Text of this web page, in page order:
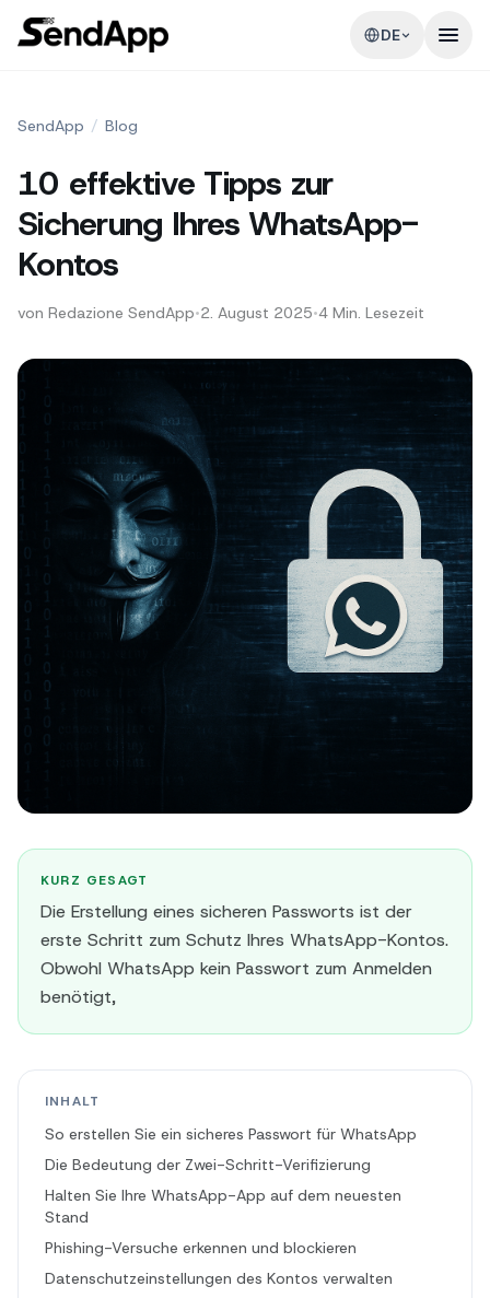
DE
SendApp / Blog
10 effektive Tipps zur
Sicherung Ihres WhatsApp-
Kontos
von Redazione SendApp•2. August 2025•4 Min. Lesezeit
KURZ GESAGT
Die Erstellung eines sicheren Passworts ist der
erste Schritt zum Schutz Ihres WhatsApp-Kontos.
Obwohl WhatsApp kein Passwort zum Anmelden
benötigt,
INHALT
So erstellen Sie ein sicheres Passwort für WhatsApp
Die Bedeutung der Zwei-Schritt-Verifizierung
Halten Sie Ihre WhatsApp-App auf dem neuesten
Stand
Phishing-Versuche erkennen und blockieren
Datenschutzeinstellungen des Kontos verwalten